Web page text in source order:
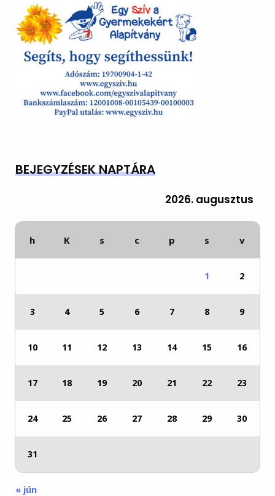
BEJEGYZÉSEK NAPTÁRA
2026. augusztus
h K s c p s v
1 2
3 4 5 6 7 8 9
10 11 12 13 14 15 16
17 18 19 20 21 22 23
24 25 26 27 28 29 30
31
« jún